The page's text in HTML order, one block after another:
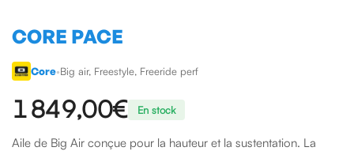
CORE PACE
Core•Big air, Freestyle, Freeride perf
1 849,00 € En stock
Aile de Big Air conçue pour la hauteur et la sustentation. La